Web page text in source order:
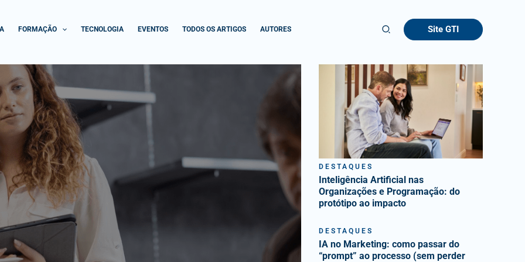
FORMAÇÃO TECNOLOGIA EVENTOS TODOS OS ARTIGOS AUTORES Site GTI
DESTAQUES
Inteligência Artificial nas
Organizações e Programação: do
protótipo ao impacto
DESTAQUES
IA no Marketing: como passar do
“prompt” ao processo (sem perder